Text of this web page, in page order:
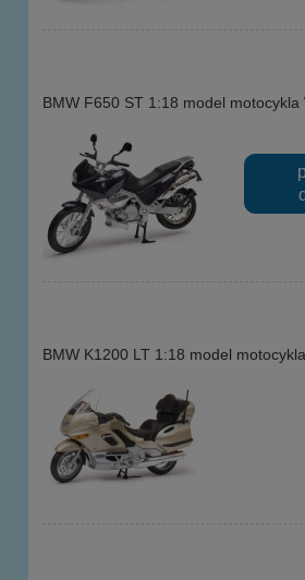
BMW F650 ST 1:18 model motocykla
BMW K1200 LT 1:18 model